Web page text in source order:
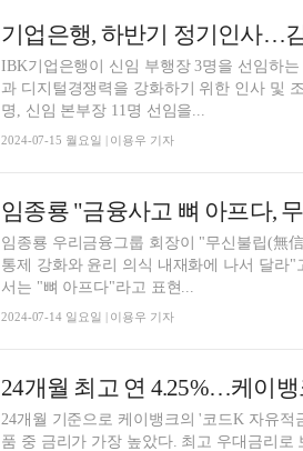
기업은행, 하반기 정기인사…
IBK기업은행이 신임 부행장 3명을 선임하
과 디지털경쟁력을 강화하기 위한 인사 및
명, 신임 본부장 11명 선임을...
2024-07-15 월요일 | 이용우 기자
임종룡 "금융사고 뼈 아프다,
임종룡 우리금융그룹 회장이 "무신불립(無
통제 강화와 윤리 의식 내재화에 나서 달라
서는 "뼈 아프다"라고 표현...
2024-07-14 일요일 | 이용우 기자
24개월 기준으로 케이뱅크의 '코드K 자유적
품 중 금리가 가장 높았다. 최고 우대금리로